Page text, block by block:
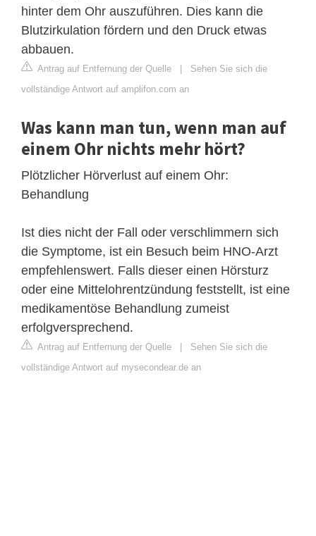
hinter dem Ohr auszuführen. Dies kann die
Blutzirkulation fördern und den Druck etwas
abbauen.
Antrag auf Entfernung der Quelle | Sehen Sie sich die
vollständige Antwort auf amplifon.com an
Was kann man tun, wenn man auf
einem Ohr nichts mehr hört?
Plötzlicher Hörverlust auf einem Ohr:
Behandlung
Ist dies nicht der Fall oder verschlimmern sich
die Symptome, ist ein Besuch beim HNO-Arzt
empfehlenswert. Falls dieser einen Hörsturz
oder eine Mittelohrentzündung feststellt, ist eine
medikamentöse Behandlung zumeist
erfolgversprechend.
Antrag auf Entfernung der Quelle | Sehen Sie sich die
vollständige Antwort auf mysecondear.de an